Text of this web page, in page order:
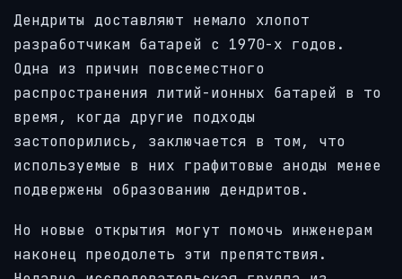
Дендриты доставляют немало хлопот
разработчикам батарей с 1970-х годов.
Одна из причин повсеместного
распространения литий-ионных батарей в то
время, когда другие подходы
застопорились, заключается в том, что
используемые в них графитовые аноды менее
подвержены образованию дендритов.
Но новые открытия могут помочь инженерам
наконец преодолеть эти препятствия.